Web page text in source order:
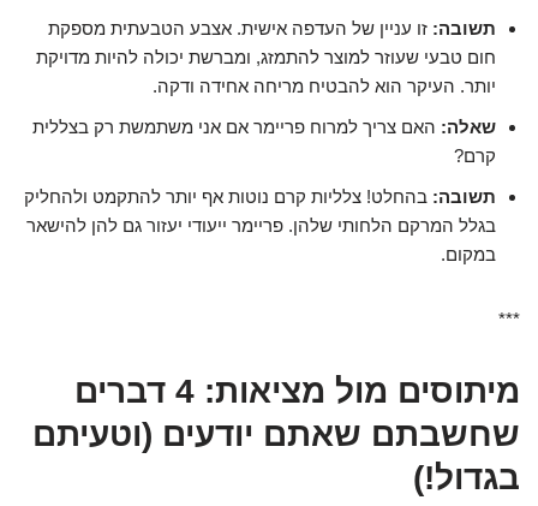
תשובה: זו עניין של העדפה אישית. אצבע הטבעתית מספקת
חום טבעי שעוזר למוצר להתמזג, ומברשת יכולה להיות מדויקת
יותר. העיקר הוא להבטיח מריחה אחידה ודקה.
שאלה: האם צריך למרוח פריימר אם אני משתמשת רק בצללית
קרם?
תשובה: בהחלט! צלליות קרם נוטות אף יותר להתקמט ולהחליק
בגלל המרקם הלחותי שלהן. פריימר ייעודי יעזור גם להן להישאר
במקום.
***
מיתוסים מול מציאות: 4 דברים
שחשבתם שאתם יודעים (וטעיתם
בגדול!)